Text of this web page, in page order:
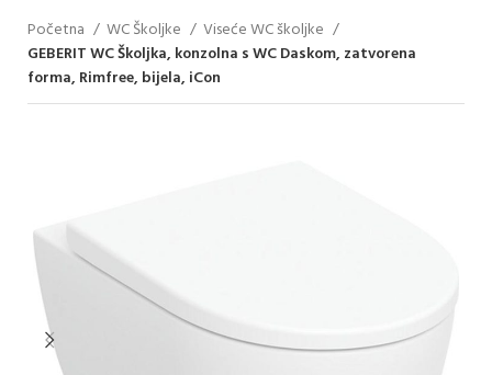
Početna WC Školjke
Viseće WC školjke
GEBERIT WC Školjka, konzolna s WC Daskom, zatvorena
forma, Rimfree, bijela, iCon